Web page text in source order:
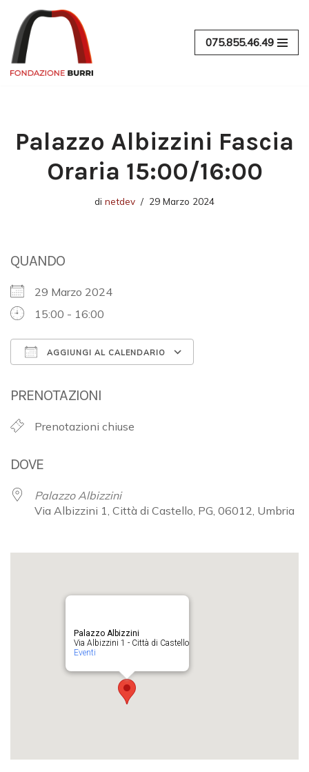
Vai
al
contenuto
075.855.46.49
Palazzo Albizzini Fascia
Oraria 15:00/16:00
di netdev 29 Marzo 2024
QUANDO
29 Marzo 2024
15:00 - 16:00
AGGIUNGI AL CALENDARIO
PRENOTAZIONI
Prenotazioni chiuse
DOVE
Palazzo Albizzini
Via Albizzini 1, Città di Castello, PG, 06012, Umbria
Palazzo Albizzini
Via Albizzini 1 - Città di Castello
Eventi